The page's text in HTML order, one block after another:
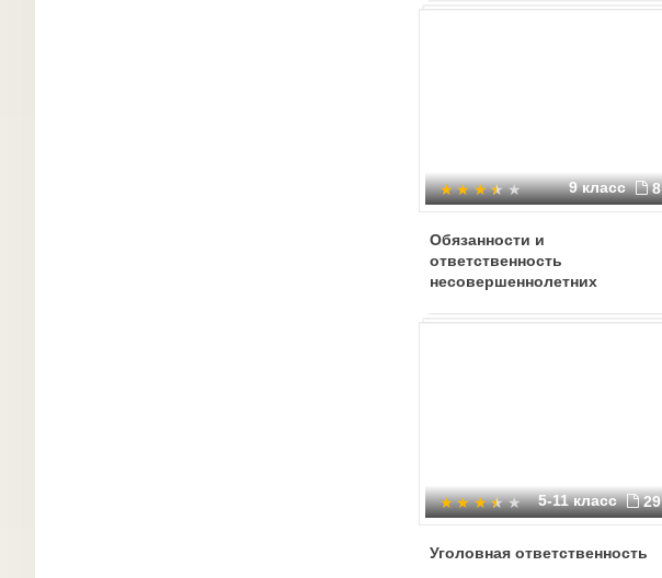
9 класс 8
Обязанности и
ответственность
несовершеннолетних
5-11 класс 29
Уголовная ответственность